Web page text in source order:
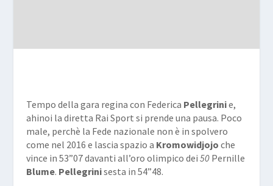
Tempo della gara regina con Federica Pellegrinie,
ahinoi la diretta Rai Sport si prende una pausa. Poco
male, perchè la Fede nazionale non è in spolvero
come nel 2016 e lascia spazio a Kromowidjojo che
vince in 53”07 davanti all’oro olimpico dei 50Pernille
Blume. Pellegrinisesta in 54”48.